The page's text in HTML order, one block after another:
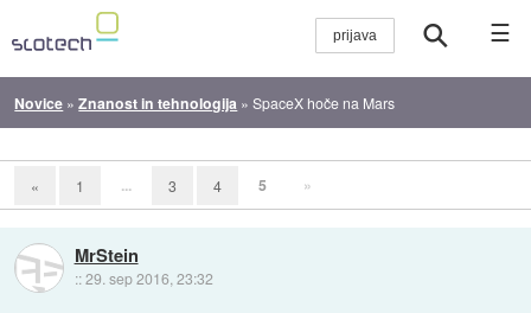
☰
Novice »Znanost in tehnologija »SpaceX hoče na Mars
« 1 ... 3 4 5 »
MrStein
::29. sep 2016, 23:32